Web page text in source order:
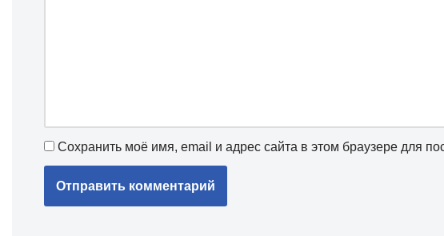
Сохранить моё имя, email и адрес сайта в этом браузере для